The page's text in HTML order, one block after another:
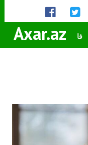
Axar.az فا